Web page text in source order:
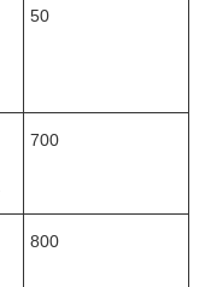
50
700
800